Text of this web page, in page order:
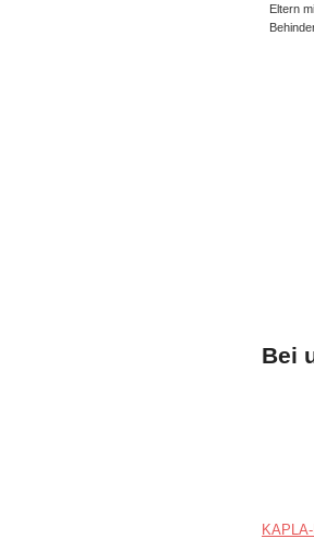
Eltern
Bei